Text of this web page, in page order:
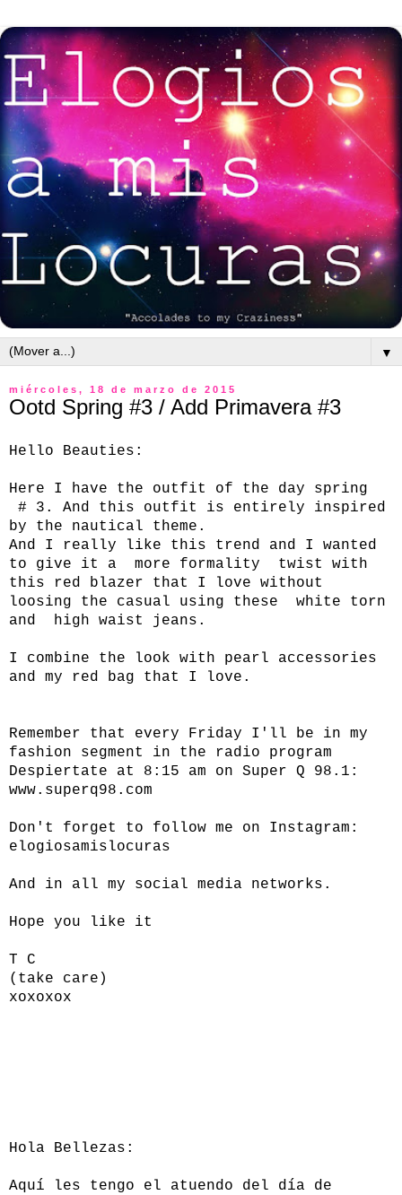
▼
miércoles, 18 de marzo de 2015
Ootd Spring #3 / Add Primavera #3
Hello Beauties:
Here I have the outfit of the day spring
# 3. And this outfit is entirely inspired
by the nautical theme.
And I really like this trend and I wanted
to give it a more formality twist with
this red blazer that I love without
loosing the casual using these white torn
and high waist jeans.
I combine the look with pearl accessories
and my red bag that I love.
Remember that every Friday I'll be in my
fashion segment in the radio program
Despiertate at 8:15 am on Super Q 98.1:
www.superq98.com
Don't forget to follow me on Instagram:
elogiosamislocuras
And in all my social media networks.
Hope you like it
T C
(take care)
xoxoxox
Hola Bellezas:
Aquí les tengo el atuendo del día de